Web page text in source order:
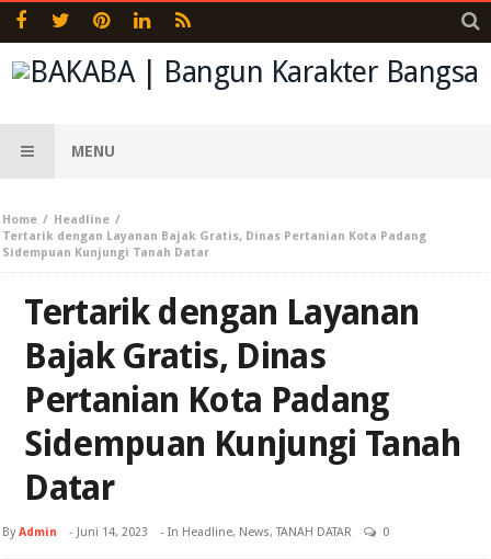
MENU
Home
Headline
Tertarik dengan Layanan Bajak Gratis, Dinas Pertanian Kota Padang
Sidempuan Kunjungi Tanah Datar
Tertarik dengan Layanan
Bajak Gratis, Dinas
Pertanian Kota Padang
Sidempuan Kunjungi Tanah
Datar
ByAdmin - Juni 14, 2023 - In Headline, News,TANAH DATAR 0